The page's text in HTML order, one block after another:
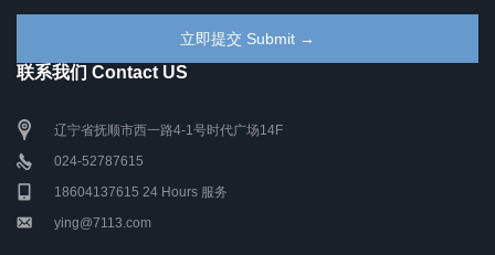
联系我们 Contact US
辽宁省抚顺市西一路4-1号时代广场14F
024-52787615
18604137615 24 Hours 服务
ying@7113.com